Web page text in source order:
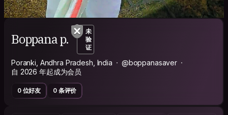
Boppana p.
未
验
证
Poranki, Andhra Pradesh, India
@boppanasaver
自 2026 年起成为会员
0 位好友 0 条评价